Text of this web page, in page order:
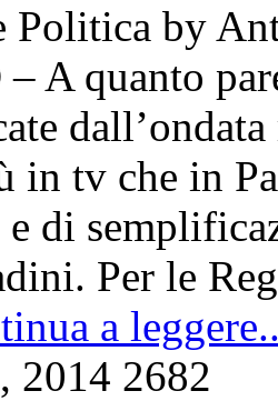
Politica by
A quanto
in tv che in
e di
Per le
a
2014 2682